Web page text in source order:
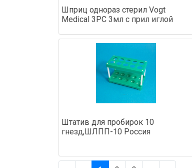
Шприц однораз стерил Vogt
Medical 3PC 3мл с прил иглой
Штатив для пробирок 10
гнезд,ШЛПП-10 Россия